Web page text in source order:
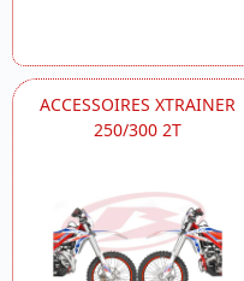
ACCESSOIRES XTRAINER
250/300 2T